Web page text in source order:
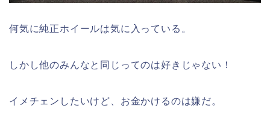
何気に純正ホイールは気に入っている。
しかし他のみんなと同じってのは好きじゃない！
イメチェンしたいけど、お金かけるのは嫌だ。